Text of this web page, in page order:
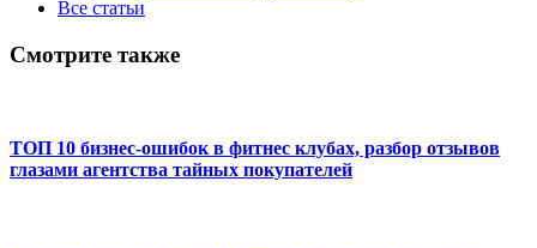
Все статьи
Смотрите также
ТОП 10 бизнес-ошибок в фитнес клубах, разбор отзывов
глазами агентства тайных покупателей